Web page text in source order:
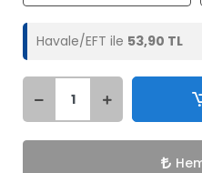
Havale/EFT ile 53,90 TL